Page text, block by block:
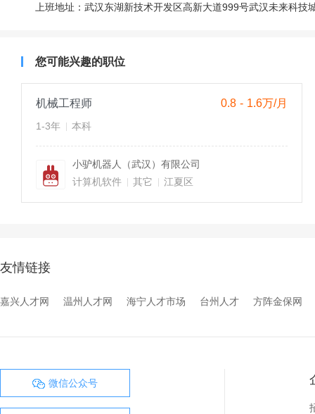
上班地址：武汉东湖新技术开发区高新大道999号武汉未来科技
您可能兴趣的职位
机械工程师 0.8 - 1.6万/月
1-3年 本科
小驴机器人（武汉）有限公司
计算机软件
其它 江夏区
友情链接
嘉兴人才网 温州人才网 海宁人才市场 台州人才 方阵金保网
微信公众号